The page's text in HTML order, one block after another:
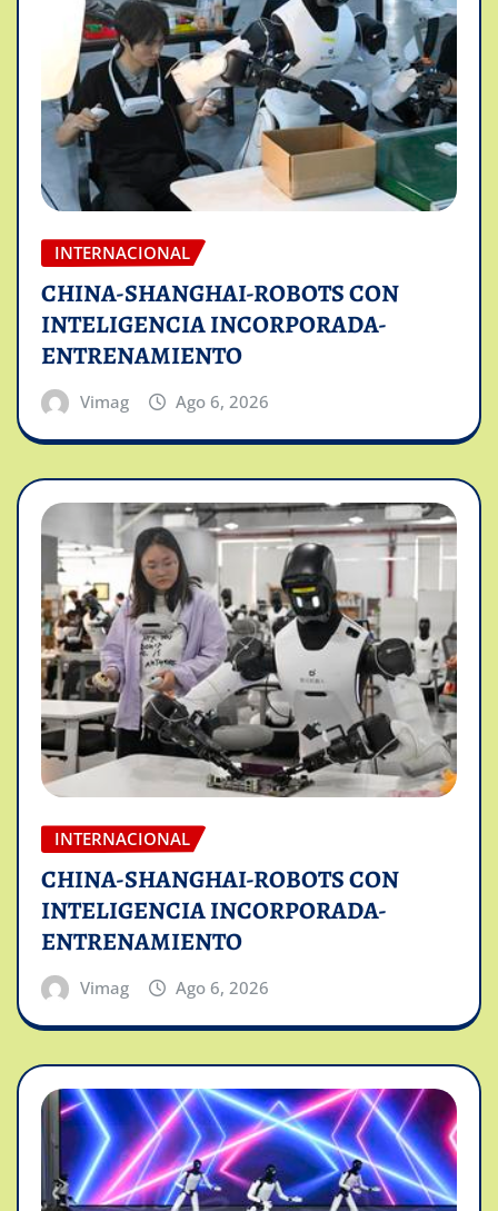
INTERNACIONAL
CHINA-SHANGHAI-ROBOTS CON
INTELIGENCIA INCORPORADA-
ENTRENAMIENTO
Vimag Ago 6, 2026
INTERNACIONAL
CHINA-SHANGHAI-ROBOTS CON
INTELIGENCIA INCORPORADA-
ENTRENAMIENTO
Vimag Ago 6, 2026